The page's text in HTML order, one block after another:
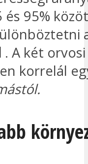
95%
. A két
korrelál